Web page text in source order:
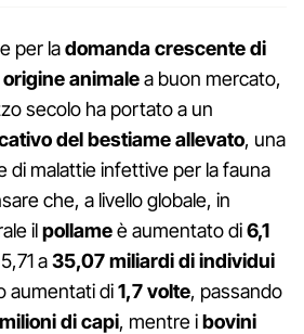
per ladomanda crescente di
animalea buon mercato,
secolo ha portato a un
del bestiame allevato, una
di malattie infettive per la fauna
che, a livello globale, in
ilpollameè aumentato di6,1
a35,07 miliardi di individui
aumentati di1,7 volte, passando
di capi, mentre ibovini